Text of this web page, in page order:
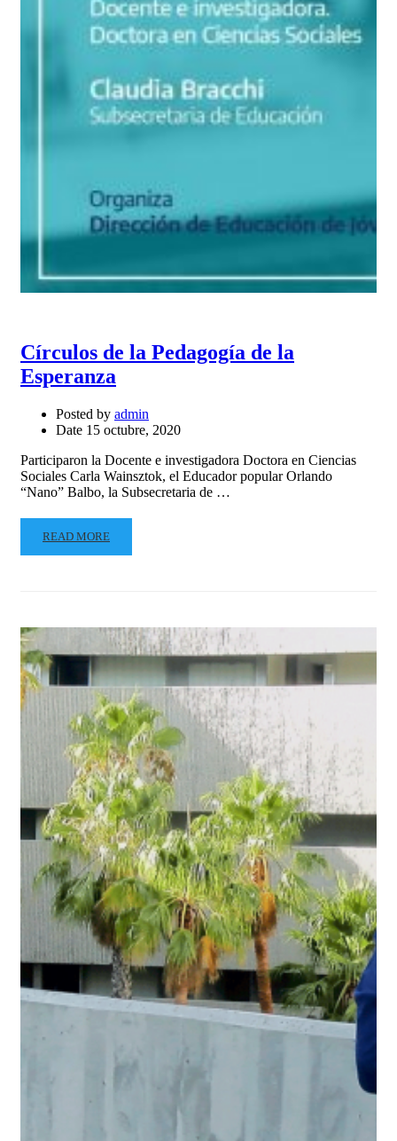
Círculos de la Pedagogía de la
Esperanza
Posted by admin
Date 15 octubre, 2020
Participaron la Docente e investigadora Doctora en Ciencias
Sociales Carla Wainsztok, el Educador popular Orlando
“Nano” Balbo, la Subsecretaria de …
READ MORE